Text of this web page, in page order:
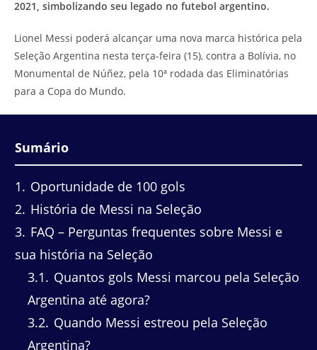
2021, simbolizando seu legado no futebol argentino.
Lionel Messi poderá alcançar uma nova marca histórica pela
Seleção Argentina nesta terça-feira (15), contra a Bolívia, no
Monumental de Núñez, pela 10ª rodada das Eliminatórias
para a Copa do Mundo.
Sumário
1
Oportunidade de 100 gols
2 História de Messi na Seleção
3 FAQ – Perguntas frequentes sobre Messi e
sua história na Seleção
3.1
Quantos gols Messi marcou pela Seleção
Argentina até agora?
3.2 Quando Messi estreou pela Seleção
Argentina?